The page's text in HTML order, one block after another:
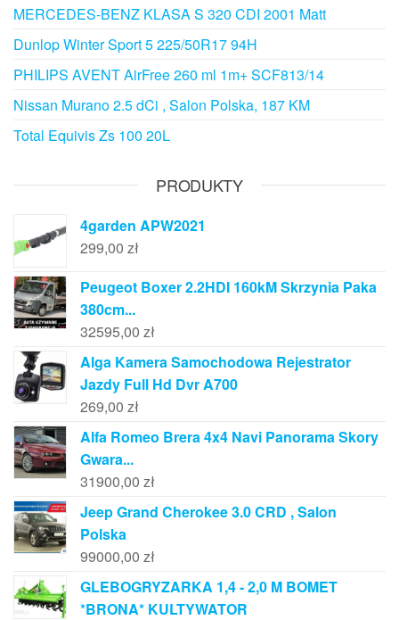
MERCEDES-BENZ KLASA S 320 CDI 2001 Matt
Dunlop Winter Sport 5 225/50R17 94H
PHILIPS AVENT AirFree 260 ml 1m+ SCF813/14
Nissan Murano 2.5 dCi , Salon Polska, 187 KM
Total Equivis Zs 100 20L
PRODUKTY
4garden APW2021
299,00 zł
Peugeot Boxer 2.2HDI 160kM Skrzynia Paka
380cm...
32595,00 zł
Alga Kamera Samochodowa Rejestrator
Jazdy Full Hd Dvr A700
269,00 zł
Alfa Romeo Brera 4x4 Navi Panorama Skory
Gwara...
31900,00 zł
Jeep Grand Cherokee 3.0 CRD , Salon
Polska
99000,00 zł
GLEBOGRYZARKA 1,4 - 2,0 M BOMET
*BRONA* KULTYWATOR